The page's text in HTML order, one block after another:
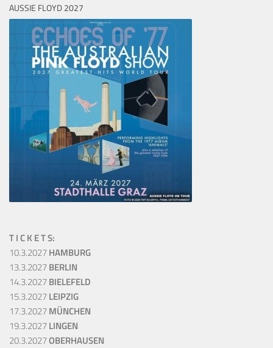
AUSSIE FLOYD 2027
T I C K E T S:
10.3.2027HAMBURG
13.3.2027BERLIN
14.3.2027BIELEFELD
15.3.2027LEIPZIG
17.3.2027MÜNCHEN
19.3.2027LINGEN
20.3.2027OBERHAUSEN